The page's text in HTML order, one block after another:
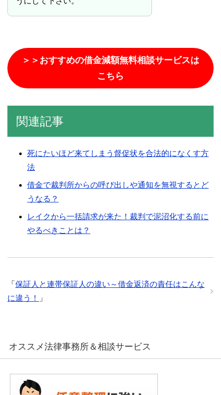
＞＞おすすめの借金減額無料相談サービスは
こちら
関連記事
死にたいほど来てしまう督促状を合法的になくす方
法
借金で裁判所からの呼び出しや通知を無視するとど
うなる？
レイクから一括請求が来た！裁判で泥沼化する前に
やるべきことは？
「 保証人と連帯保証人の違い～借金返済の責任はこんな
に違う！
」
オススメ法律事務所＆相談サービス